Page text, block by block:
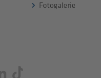
Fotogalerie